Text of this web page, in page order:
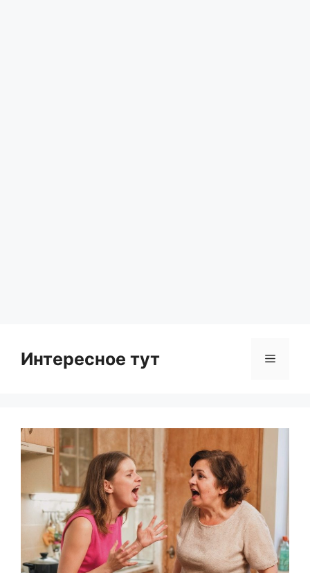
Интересное тут Menu